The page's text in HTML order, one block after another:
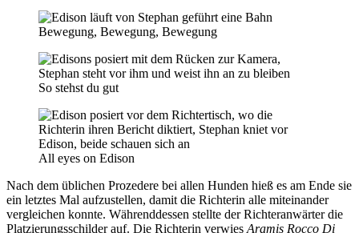
Bewegung, Bewegung, Bewegung
So stehst du gut
All eyes on Edison
Nach dem üblichen Prozedere bei allen Hunden hieß es am Ende sie
ein letztes Mal aufzustellen, damit die Richterin alle miteinander
vergleichen konnte. Währenddessen stellte der Richteranwärter die
Platzierungsschilder auf. Die Richterin verwies Aramis Rocco Di